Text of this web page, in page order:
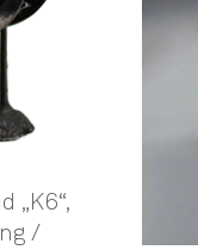
„K6“,
/